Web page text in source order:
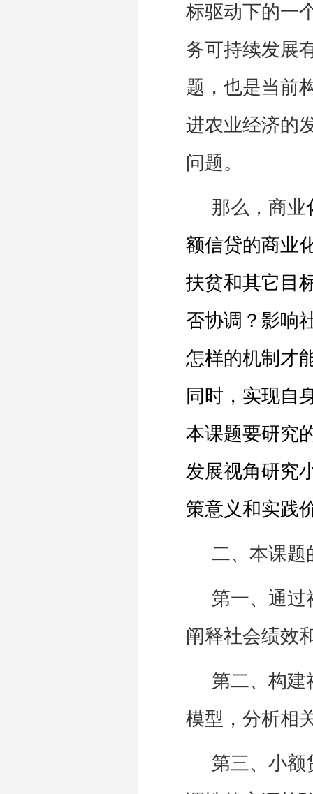
标驱动下的一
务可持续发展
题，也是当前
进农业经济的
问题。
那么，商业
额信贷的商业
扶贫和其它目
否协调？影响
怎样的机制才
同时，实现自
本课题要研究
发展视角研究
策意义和实践
二、本课题
第一、通过
阐释社会绩效
第二、构建
模型，分析相
第三、小额